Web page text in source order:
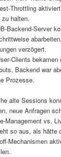
halten.
Server
verzögert.
Backend war
Prozesse.
alte Sessions
neue Anfragen
vs.
so aus, als hätte